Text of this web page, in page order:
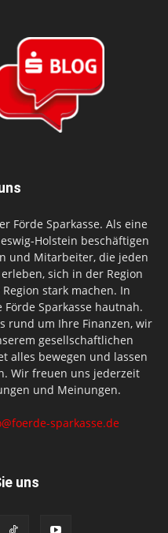
Förde Sparkasse. Als eine
Holstein beschäftigen
und Mitarbeiter, die jeden
sich in der Region
stark machen. In
Sparkasse hautnah.
rund um Ihre Finanzen, wir
gesellschaftlichen
alles bewegen und lassen
Wir freuen uns jederzeit
und Meinungen.
sparkasse.de
uns